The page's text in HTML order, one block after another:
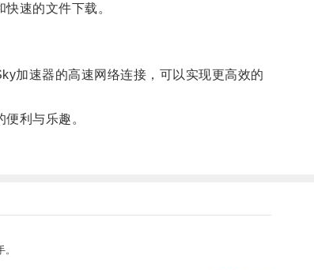
速的文件下载。
加速器的高速网络连接，可以实现更高效的
利与乐趣。